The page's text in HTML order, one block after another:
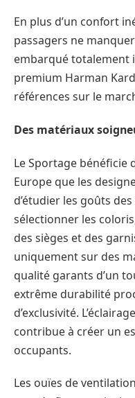
En plus d’un confort
passagers ne
embarqué totalement
premium Harman
références sur le
Des matériaux
Le Sportage bénéficie
Europe que les
d’étudier les goûts
sélectionner les
des sièges et des
uniquement sur des
qualité garants d’un
extrême durabilité
d’exclusivité.
contribue à créer un
occupants.
Les ouïes de